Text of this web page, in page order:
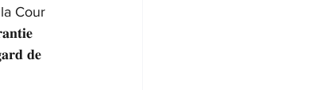
Cour
𝐝𝐞